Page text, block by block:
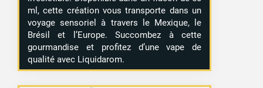
ml, cette création vous transporte dans un
voyage sensoriel à travers le Mexique, le
Brésil et l’Europe. Succombez à cette
gourmandise et profitez d’une vape de
qualité avec Liquidarom.